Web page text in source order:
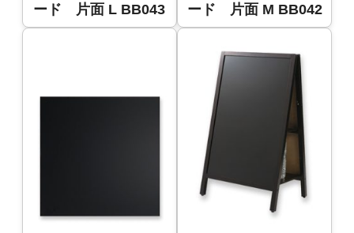
ード 片面 L BB043
ード 片面 M BB042